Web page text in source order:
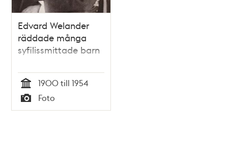
Edvard Welander
räddade många
syfilissmittade barn
Tid
1900 till 1954
Typ
Foto